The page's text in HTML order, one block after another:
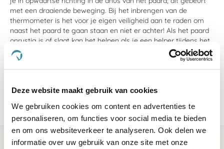
Deze website maakt gebruik van cookies
We gebruiken cookies om content en advertenties te
personaliseren, om functies voor social media te bieden
en om ons websiteverkeer te analyseren. Ook delen we
informatie over uw gebruik van onze site met onze
met een draaiende beweging. Bij het inbrengen van de
thermometer is het voor je eigen veiligheid aan te raden om
naast het paard te gaan staan en niet er achter! Als het paard
onrustig is of slaat kan het helpen als je een helper tijdens het
inbrengen van de thermometer een voorbeen laat optillen. De
thermometer moet redelijk diep in de anus ingebracht worden;
zo diep dat je de display nog net kunt aflezen. Na ca. 1 minuut
je de thermometer er weer uithalen en de temperatuur